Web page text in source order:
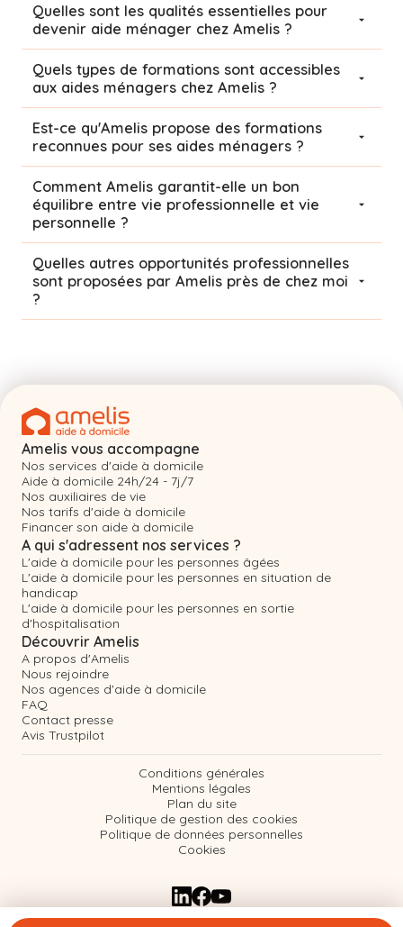
Quelles sont les qualités essentielles pour
devenir aide ménager chez Amelis ?
Quels types de formations sont accessibles
aux aides ménagers chez Amelis ?
Est-ce qu'Amelis propose des formations
reconnues pour ses aides ménagers ?
Comment Amelis garantit-elle un bon
équilibre entre vie professionnelle et vie
personnelle ?
Quelles autres opportunités professionnelles
sont proposées par Amelis près de chez moi
?
Amelis vous accompagne
Nos services d'aide à domicile
Aide à domicile 24h/24 - 7j/7
Nos auxiliaires de vie
Nos tarifs d'aide à domicile
Financer son aide à domicile
A qui s'adressent nos services ?
L'aide à domicile pour les personnes âgées
L'aide à domicile pour les personnes en situation de
handicap
L'aide à domicile pour les personnes en sortie
d'hospitalisation
Découvrir Amelis
A propos d'Amelis
Nous rejoindre
Nos agences d'aide à domicile
FAQ
Contact presse
Avis Trustpilot
Conditions générales
Mentions légales
Plan du site
Politique de gestion des cookies
Politique de données personnelles
Cookies